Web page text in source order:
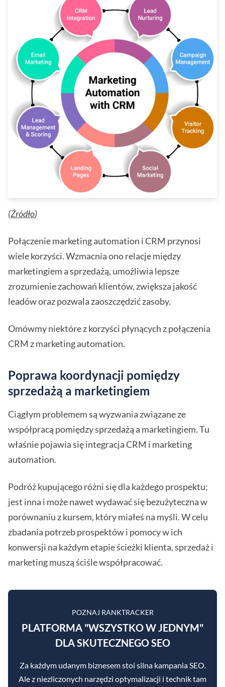
(Źródło)
Połączenie marketing automation i CRM przynosi
wiele korzyści. Wzmacnia ono relacje między
marketingiem a sprzedażą, umożliwia lepsze
zrozumienie zachowań klientów, zwiększa jakość
leadów oraz pozwala zaoszczędzić zasoby.
Omówmy niektóre z korzyści płynących z połączenia
CRM z marketing automation.
Poprawa koordynacji pomiędzy
sprzedażą a marketingiem
Ciągłym problemem są wyzwania związane ze
współpracą pomiędzy sprzedażą a marketingiem. Tu
właśnie pojawia się integracja CRM i marketing
automation.
Podróż kupującego różni się dla każdego prospektu;
jest inna i może nawet wydawać się bezużyteczna w
porównaniu z kursem, który miałeś na myśli. W celu
zbadania potrzeb prospektów i pomocy w ich
konwersji na każdym etapie ścieżki klienta, sprzedaż i
marketing muszą ściśle współpracować.
POZNAJ RANKTRACKER
PLATFORMA "WSZYSTKO W JEDNYM"
DLA SKUTECZNEGO SEO
Za każdym udanym biznesem stoi silna kampania SEO.
Ale z niezliczonych narzędzi optymalizacji i technik tam